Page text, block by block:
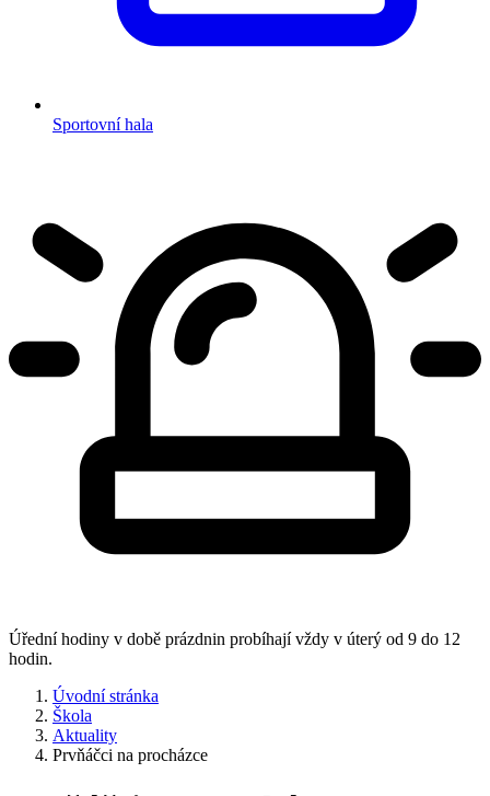
Sportovní hala
Úřední hodiny v době prázdnin probíhají vždy v úterý od 9 do 12
hodin.
Úvodní stránka
Škola
Aktuality
Prvňáčci na procházce